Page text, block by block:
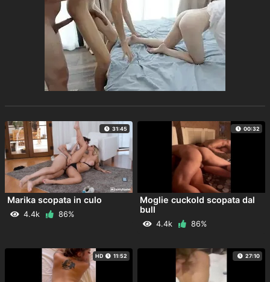
31:45
Marika scopata in culo
4.4k 86%
00:32
Moglie cuckold scopata dal
bull
4.4k 86%
HD 11:52 27:10